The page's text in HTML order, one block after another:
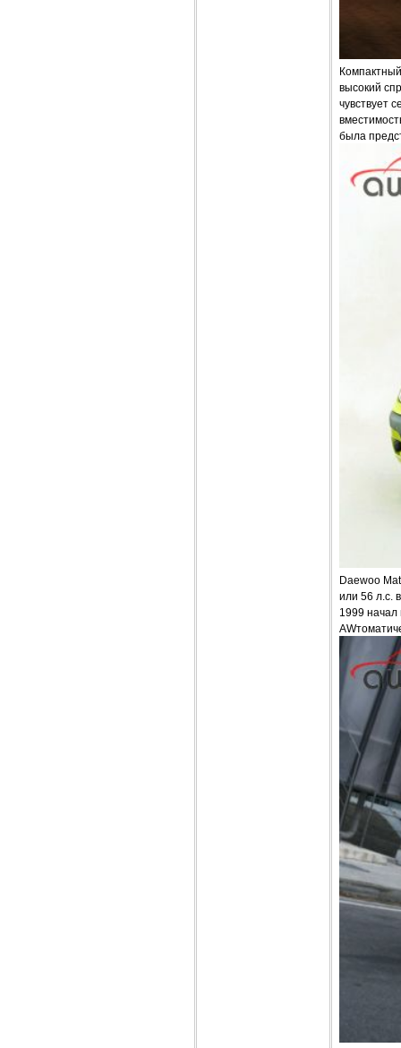
высокий
чувствует
была
Daewoo
или 56 л.с.
1999 начал